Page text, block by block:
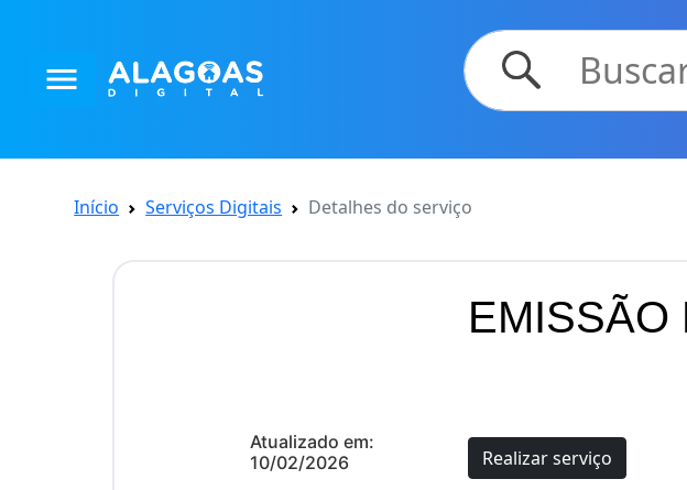
menu
Início Serviços Digitais Detalhes do serviço
EMISSÃO
Atualizado em:
10/02/2026
Realizar serviço